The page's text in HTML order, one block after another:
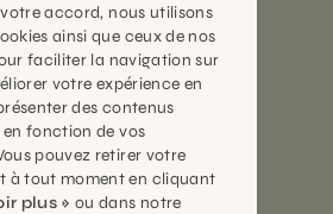
accord, nous utilisons
ainsi que ceux de nos
faciliter la navigation sur
votre expérience en
des contenus
en fonction de vos
pouvez retirer votre
à tout moment en cliquant
plus » ou dans notre